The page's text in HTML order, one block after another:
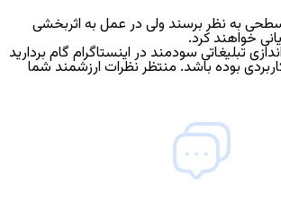
به نظر برسند ولی در عمل به اثربخشی
خواهند کرد.
تبلیغاتی سودمند در اینستاگرام گام بردارید
بوده باشد. منتظر نظرات ارزشمند شما